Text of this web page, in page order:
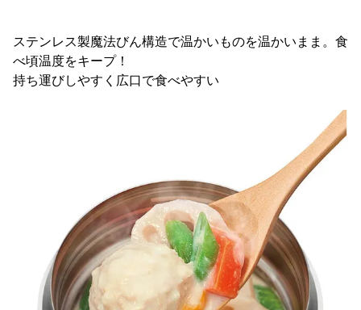
ステンレス製魔法びん構造で温かいものを温かいまま。食
べ頃温度をキープ！
持ち運びしやすく広口で食べやすい